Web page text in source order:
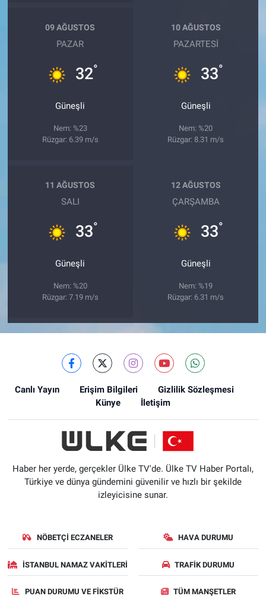
09 AĞUSTOS
PAZAR
32°
Güneşli
Nem: %23
Rüzgar: 6.39 m/s
10 AĞUSTOS
PAZARTESI
33°
Güneşli
Nem: %20
Rüzgar: 8.31 m/s
11 AĞUSTOS
SALI
33°
Güneşli
Nem: %20
Rüzgar: 7.19 m/s
12 AĞUSTOS
ÇARŞAMBA
33°
Güneşli
Nem: %19
Rüzgar: 6.31 m/s
Canlı Yayın Erişim Bilgileri
Gizlilik Sözleşmesi
Künye
İletişim
Haber her yerde, gerçekler Ülke TV'de. Ülke TV Haber Portalı,
Türkiye ve dünya gündemini güvenilir ve hızlı bir şekilde
izleyicisine sunar.
NÖBETÇI ECZANELER HAVA DURUMU
İSTANBUL NAMAZ VAKITLERI TRAFIK DURUMU
PUAN DURUMU VE FIKSTÜR TÜM MANŞETLER